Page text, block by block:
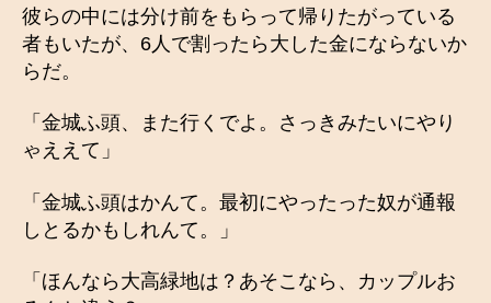
彼らの中には分け前をもらって帰りたがっている
者もいたが、6人で割ったら大した金にならないか
らだ。
「金城ふ頭、また行くでよ。さっきみたいにやり
ゃええて」
「金城ふ頭はかんて。最初にやったった奴が通報
しとるかもしれんて。」
「ほんなら大高緑地は？あそこなら、カップルお